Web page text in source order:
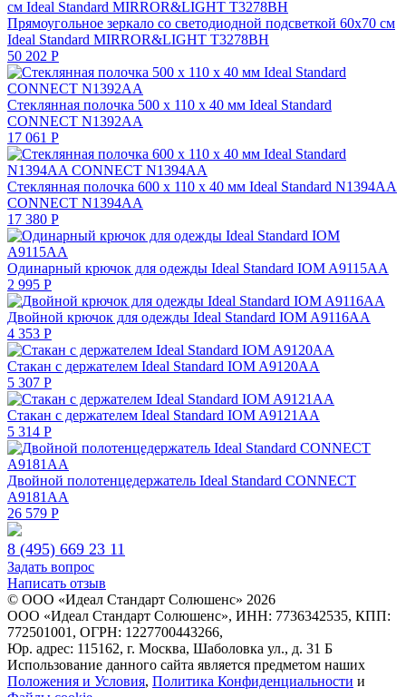
Прямоугольное зеркало со светодиодной подсветкой 60х70 см
Ideal Standard MIRROR&LIGHT T3278BH
50 202 Р
Стеклянная полочка 500 x 110 x 40 мм Ideal Standard
CONNECT N1392AA
17 061 Р
Стеклянная полочка 600 x 110 x 40 мм Ideal Standard N1394AA
CONNECT N1394AA
17 380 Р
Одинарный крючок для одежды Ideal Standard IOM A9115AA
2 995 Р
Двойной крючок для одежды Ideal Standard IOM A9116AA
4 353 Р
Стакан с держателем Ideal Standard IOM A9120AA
5 307 Р
Стакан с держателем Ideal Standard IOM A9121AA
5 314 Р
Двойной полотенцедержатель Ideal Standard CONNECT
A9181AA
26 579 Р
8 (495) 669 23 11
Задать вопрос
Написать отзыв
© ООО «Идеал Стандарт Солюшенс» 2026
ООО «Идеал Стандарт Солюшенс», ИНН: 7736342535, КПП:
772501001, ОГРН: 1227700443266,
Юр. адрес: 115162, г. Москва, Шаболовка ул., д. 31 Б
Использование данного сайта является предметом наших
Положения и Условия, Политика Конфиденциальности и